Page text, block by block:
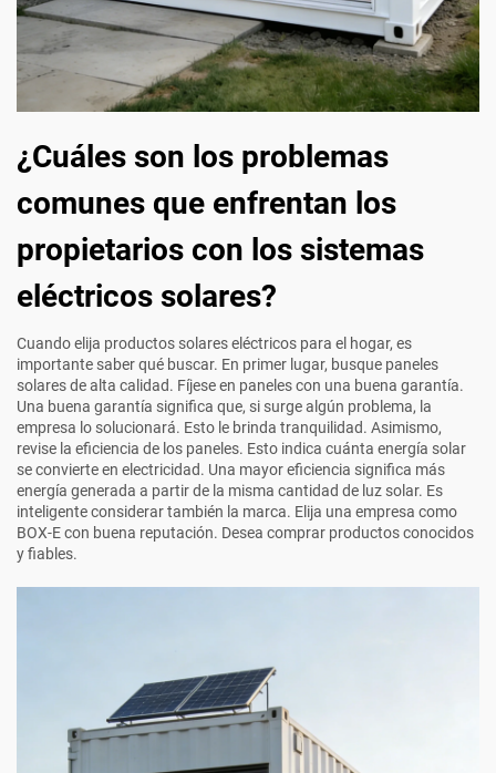
¿Cuáles son los problemas
comunes que enfrentan los
propietarios con los sistemas
eléctricos solares?
Cuando elija productos solares eléctricos para el hogar, es
importante saber qué buscar. En primer lugar, busque paneles
solares de alta calidad. Fíjese en paneles con una buena garantía.
Una buena garantía significa que, si surge algún problema, la
empresa lo solucionará. Esto le brinda tranquilidad. Asimismo,
revise la eficiencia de los paneles. Esto indica cuánta energía solar
se convierte en electricidad. Una mayor eficiencia significa más
energía generada a partir de la misma cantidad de luz solar. Es
inteligente considerar también la marca. Elija una empresa como
BOX-Econ buena reputación. Desea comprar productos conocidos
y fiables.